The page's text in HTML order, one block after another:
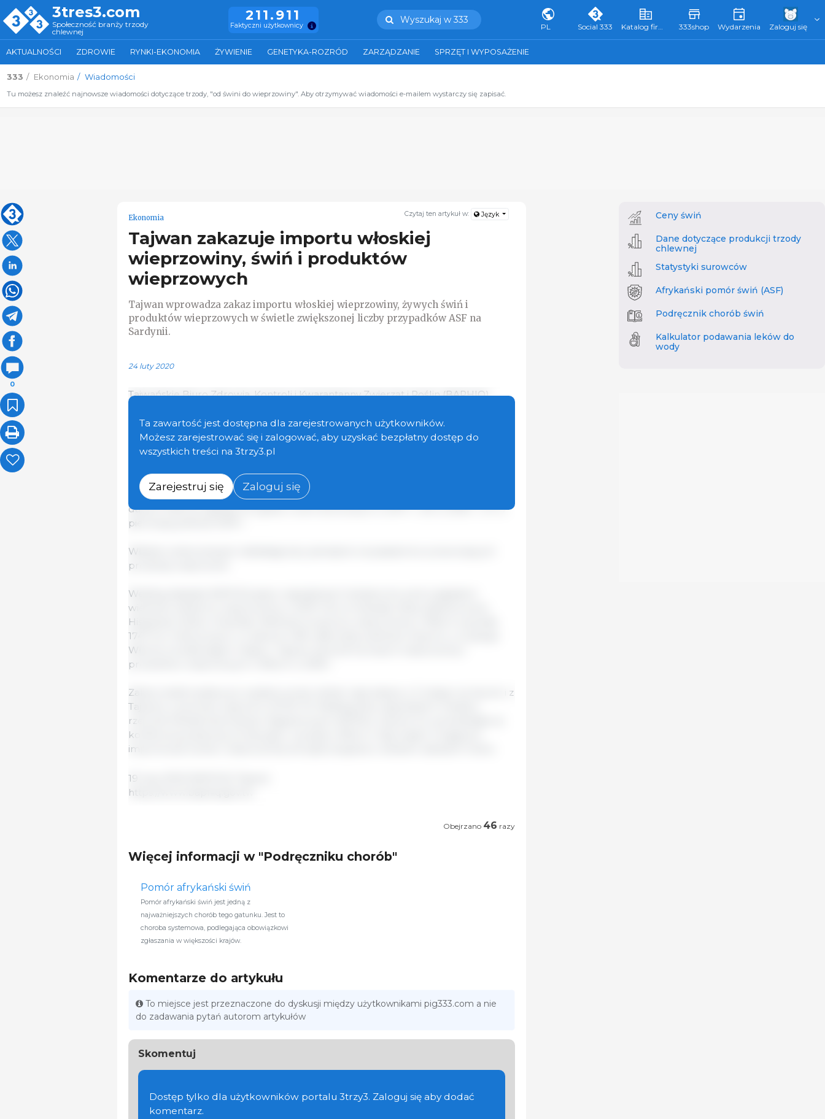
3tres3.com
Społeczność branży trzody
chlewnej
211.911
Faktyczni użytkownicy
Wyszukaj w 333
PL Social 333 Katalog firm 333 333shop Wydarzenia Zaloguj się
AKTUALNOŚCI ZDROWIE RYNKI-EKONOMIA ŻYWIENIE GENETYKA-ROZRÓD ZARZĄDZANIE SPRZĘT I WYPOSAŻENIE
333 Ekonomia Wiadomości
Tu możesz znaleźć najnowsze wiadomości dotyczące trzody, "od świni do wieprzowiny". Aby otrzymywać wiadomości e-mailem wystarczy się zapisać.
0
Czytaj ten artykuł w: Język
Ekonomia
Tajwan zakazuje importu włoskiej
wieprzowiny, świń i produktów
wieprzowych
Tajwan wprowadza zakaz importu włoskiej wieprzowiny, żywych świń i
produktów wieprzowych w świetle zwiększonej liczby przypadków ASF na
Sardynii.
24 luty 2020
Tajwańskie Biuro Zdrowia, Kontroli i Kwarantanny Zwierząt i Roślin (BAPHIQ)
afrykańskiego pomoru świń, zawieszając w ten sposób wprowadzanie żywych
świń, nasienia, zarodków i mięsa wieprzowego i produktów wieprzowych z
Włoch.
BAPHIQ opiera swą decyzję na wzroście liczby przypadków afrykańskiego
pomoru świń w ostatnich latach na włoskiej wyspie Sardynii. Według dostępnych
danych Włochy zgłosiły 45 ognisk u świń domowych w 2017 r., 90 w 2018 r. i 27 w
pierwszej połowie 2019 r.
Władze weterynaryjne nakładają kary pieniężne na pasażerów przewożących
produkty wieprzowe.
Według statystyk BAPHIQ pięciu największych dostawców pod względem
wielkości eksportu wieprzowiny w 2019 roku to Kanada, Stany Zjednoczone,
Hiszpania, Dania i Holandia. Wielkość przywozu wieprzowiny z Włoch wyniosła
1747 ton metrycznych, co stanowi 1,6% całkowitej wielkości importu, co plasuje
Włochy na dziewiątym miejscu. Tajwan zezwolił na import wieprzowiny i
produktów wieprzowych z Włoch w 2018 r.
Zakaz został wydany po wydaniu przez włoski rząd zakazu z 2 lutego na loty do i z
Tajwanu z powodu wybuchu COVID-19. Według kilku tajwańskich mediów
rzecznik Ministerstwa Spraw Zagranicznych (MOFA), Joanne Ou, powiedziała na
konferencji prasowej, że decyzja o usunięciu Włoch z listy krajów mogących
importować świnie i wieprzowinę nie była związana z włoskim zakazem lotów.
19 luty, 2020/ BAPHIQ/ Tajwan.
https://www.baphiq.gov.tw
Ta zawartość jest dostępna dla zarejestrowanych użytkowników.
Możesz zarejestrować się i zalogować, aby uzyskać bezpłatny dostęp do
wszystkich treści na 3trzy3.pl
Zarejestruj się Zaloguj się
Obejrzano 46 razy
Więcej informacji w "Podręczniku chorób"
Pomór afrykański świń
Pomór afrykański świń jest jedną z
najważniejszych chorób tego gatunku. Jest to
choroba systemowa, podlegająca obowiązkowi
zgłaszania w większości krajów.
Komentarze do artykułu
To miejsce jest przeznaczone do dyskusji między użytkownikami pig333.com a nie
do zadawania pytań autorom artykułów
Skomentuj
Dostęp tylko dla użytkowników portalu 3trzy3. Zaloguj się aby dodać
komentarz.
Ceny świń
Dane dotyczące produkcji trzody
chlewnej
Statystyki surowców
Afrykański pomór świń (ASF)
Podręcznik chorób świń
Kalkulator podawania leków do
wody